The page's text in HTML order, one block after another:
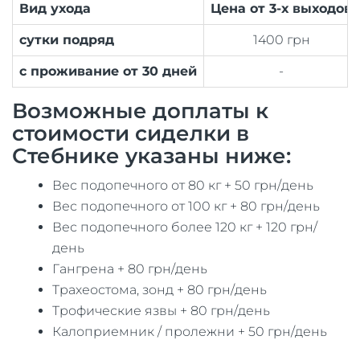
Вид ухода Цена от 3-х выходов
сутки подряд 1400 грн
с проживание от 30 дней -
Возможные доплаты к
стоимости сиделки в
Стебнике указаны ниже:
Вес подопечного от 80 кг + 50 грн/день
Вес подопечного от 100 кг + 80 грн/день
Вес подопечного более 120 кг + 120 грн/
день
Гангрена + 80 грн/день
Трахеостома, зонд + 80 грн/день
Трофические язвы + 80 грн/день
Калоприемник / пролежни + 50 грн/день